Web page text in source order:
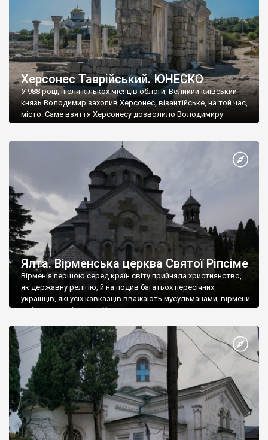
Херсонес Таврійський. ЮНЕСКО
У 988 році, після кількох місяців облоги, Великий київський
князь Володимир захопив Херсонес, візантійське, на той час,
місто. Саме взяття Херсонесу дозволило Володимиру
диктувати свої умови візантійському імператору Василю ІІ, та
Херсонесі Володимир-язичник, став Василем-християнином.
А потім було Хрещення Русі. На честь Херсонесу Таврійського
Ялта. Вірменська церква Святої Ріпсіме
Вірменія першою серед країн світу прийняла християнство,
як державну релігію, й на подив багатьох пересічних
українців, які усіх кавказців вважають мусульманами, вірмени
є відданими вірянами Христа